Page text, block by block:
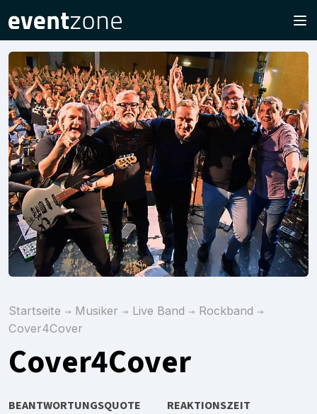
Startseite Musiker Live Band
Rockband
Cover4Cover
Cover4Cover
BEANTWORTUNGSQUOTE REAKTIONSZEIT